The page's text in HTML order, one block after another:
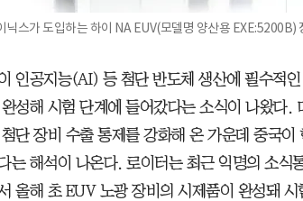
닉스가 도입하는 하이 NA EUV(모델명 양산용 EXE:5200B)
인공지능(AI) 등 첨단 반도체 생산에 필수적
성해 시험 단계에 들어갔다는 소식이 나왔다.
단 장비 수출 통제를 강화해 온 가운데 중국
는 해석이 나온다. 로이터는 최근 익명의 소식
올해 초 EUV 노광 장비의 시제품이 완성돼